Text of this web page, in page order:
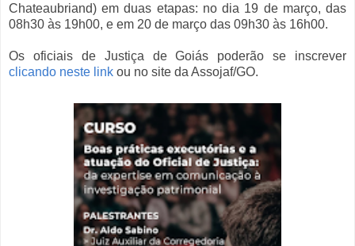
Chateaubriand) em duas etapas: no dia 19 de março, das
08h30 às 19h00, e em 20 de março das 09h30 às 16h00.
Os oficiais de Justiça de Goiás poderão se inscrever
clicando neste link ou no site da Assojaf/GO.